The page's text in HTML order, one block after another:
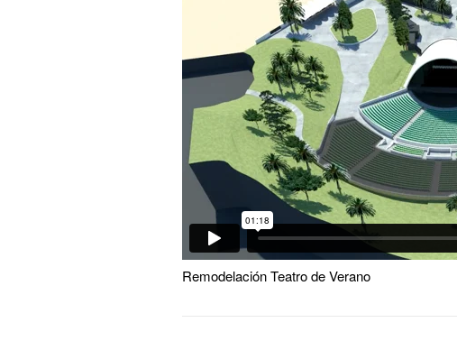
Remodelación Teatro de Verano